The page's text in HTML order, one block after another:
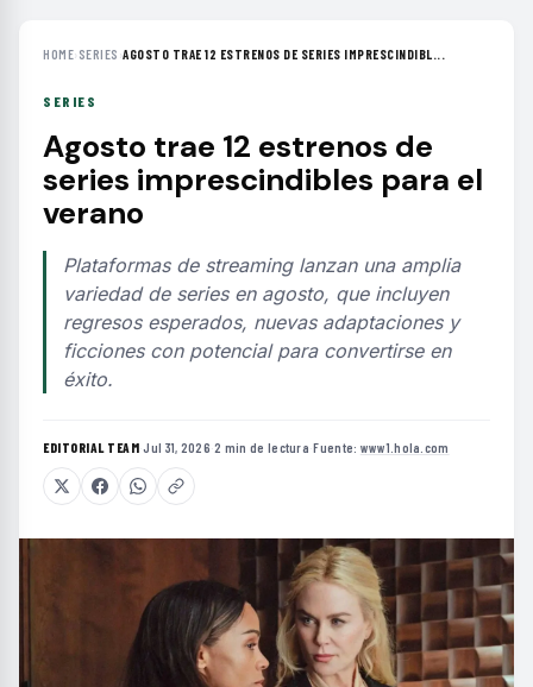
HOME› SERIES ›AGOSTO TRAE 12 ESTRENOS DE SERIES IMPRESCINDIBL...
SERIES
Agosto trae 12 estrenos de
series imprescindibles para el
verano
Plataformas de streaming lanzan una amplia
variedad de series en agosto, que incluyen
regresos esperados, nuevas adaptaciones y
ficciones con potencial para convertirse en
éxito.
EDITORIAL TEAM·Jul 31, 2026·2 min de lectura·Fuente: www1.hola.com